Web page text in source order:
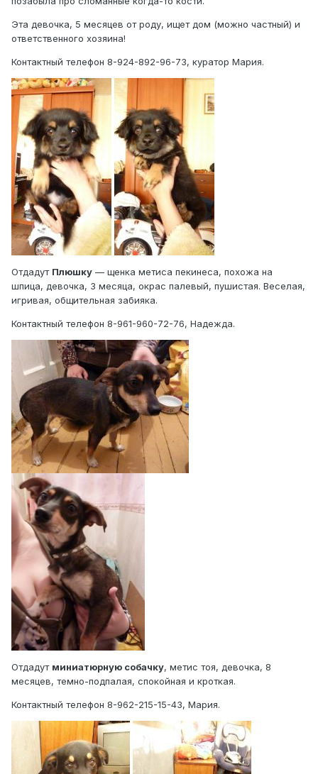
Эта девочка, 5 месяцев от роду, ищет дом (можно частный) и
ответственного хозяина!
Контактный телефон 8-924-892-96-73, куратор Мария.
Отдадут Плюшку — щенка метиса пекинеса, похожа на
шпица, девочка, 3 месяца, окрас палевый, пушистая. Веселая,
игривая, общительная забияка.
Контактный телефон 8-961-960-72-76, Надежда.
Отдадут миниатюрную собачку, метис тоя, девочка, 8
месяцев, темно-подпалая, спокойная и кроткая.
Контактный телефон 8-962-215-15-43, Мария.